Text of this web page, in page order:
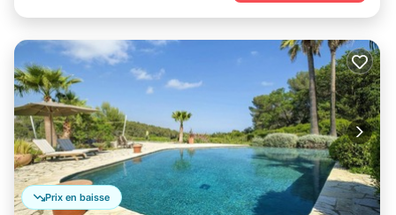
Prix en baisse